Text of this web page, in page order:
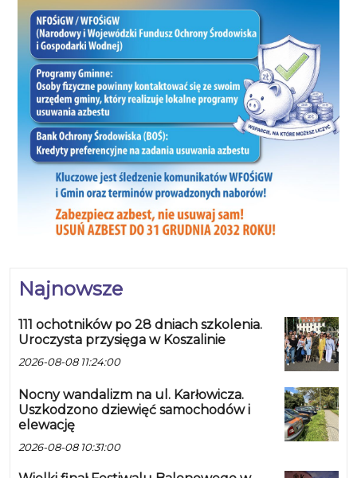
Najnowsze
111 ochotników po 28 dniach szkolenia.
Uroczysta przysięga w Koszalinie
2026-08-08 11:24:00
Nocny wandalizm na ul. Karłowicza.
Uszkodzono dziewięć samochodów i
elewację
2026-08-08 10:31:00